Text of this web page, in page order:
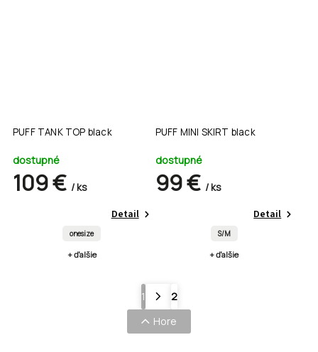
PUFF TANK TOP black
dostupné
109 € / ks
Detail
onesize
+ ďalšie
PUFF MINI SKIRT black
dostupné
99 € / ks
Detail
S/M
+ ďalšie
1
2
Hore